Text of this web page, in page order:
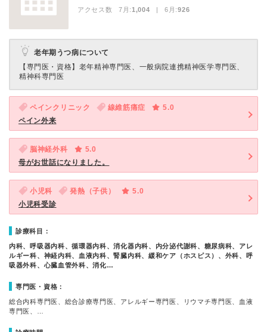
アクセス数 7月:1,004 | 6月:926
老年期うつ病について
【専門医・資格】 老年精神専門医、一般病院連携精神医学専門医、
精神科専門医
ペインクリニック 線維筋痛症
5.0
ペイン外来
脳神経外科
5.0
母がお世話になりました。
小児科 発熱（子供）
5.0
小児科受診
診療科目：
内科、呼吸器内科、循環器内科、消化器内科、内分泌代謝科、糖尿病科、アレ
ルギー科、神経内科、血液内科、腎臓内科、緩和ケア（ホスピス）、外科、呼
吸器外科、心臓血管外科、消化…
専門医・資格：
総合内科専門医、総合診療専門医、アレルギー専門医、リウマチ専門医、血液
専門医、…